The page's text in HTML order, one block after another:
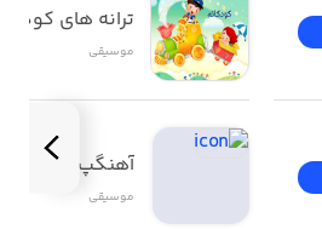
ترانه های کودکانه
موسیقی
آهنگپ | Ahangap
موسیقی